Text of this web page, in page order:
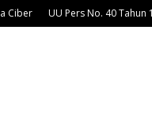
Ciber UU Pers No. 40 Tahun